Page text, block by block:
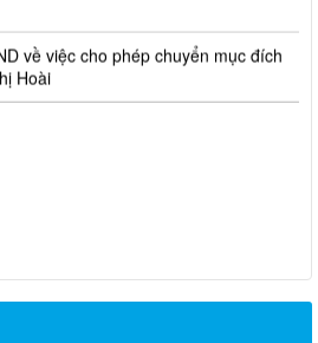
về việc cho phép chuyển mục đích
Hoài